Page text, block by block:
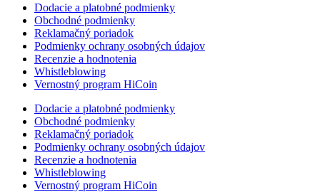
Dodacie a platobné podmienky
Obchodné podmienky
Reklamačný poriadok
Podmienky ochrany osobných údajov
Recenzie a hodnotenia
Whistleblowing
Vernostný program HiCoin
Dodacie a platobné podmienky
Obchodné podmienky
Reklamačný poriadok
Podmienky ochrany osobných údajov
Recenzie a hodnotenia
Whistleblowing
Vernostný program HiCoin